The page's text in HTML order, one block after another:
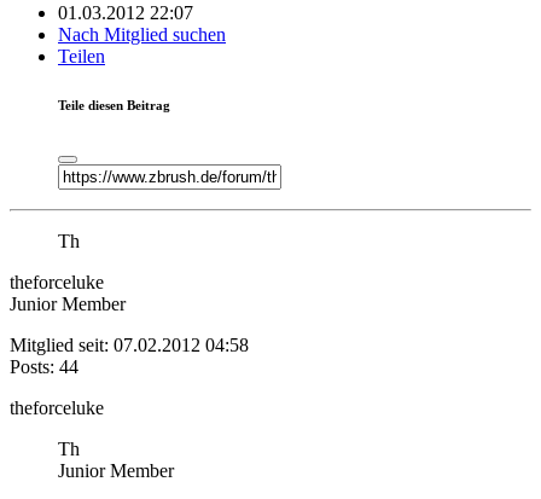
01.03.2012 22:07
Nach Mitglied suchen
Teilen
Teile diesen Beitrag
Th
theforceluke
Junior Member
Mitglied seit: 07.02.2012 04:58
Posts: 44
theforceluke
Th
Junior Member